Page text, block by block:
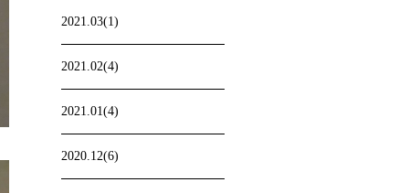
2021.03(1)
2021.02(4)
2021.01(4)
2020.12(6)